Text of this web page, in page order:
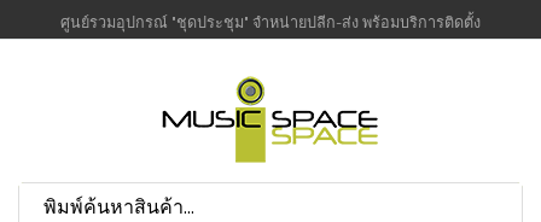
ศูนย์รวมอุปกรณ์ "ชุดประชุม" จำหน่ายปลีก-ส่ง พร้อมบริการติดตั้ง